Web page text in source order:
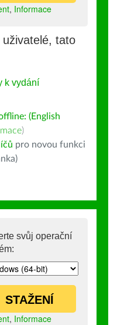
, Informace
tato
k vydání
(English
)
pro novou funkci
svůj operační
STAŽENÍ
, Informace